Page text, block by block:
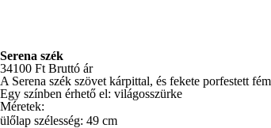
Serena szék
34100 Ft Bruttó ár
A Serena szék szövet kárpittal, és fekete porfestett
Egy színben érhető el: világosszürke
Méretek:
ülőlap szélesség: 49 cm